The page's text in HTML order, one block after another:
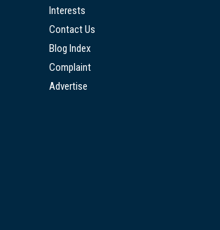
Interests
Contact Us
Blog Index
Complaint
Advertise